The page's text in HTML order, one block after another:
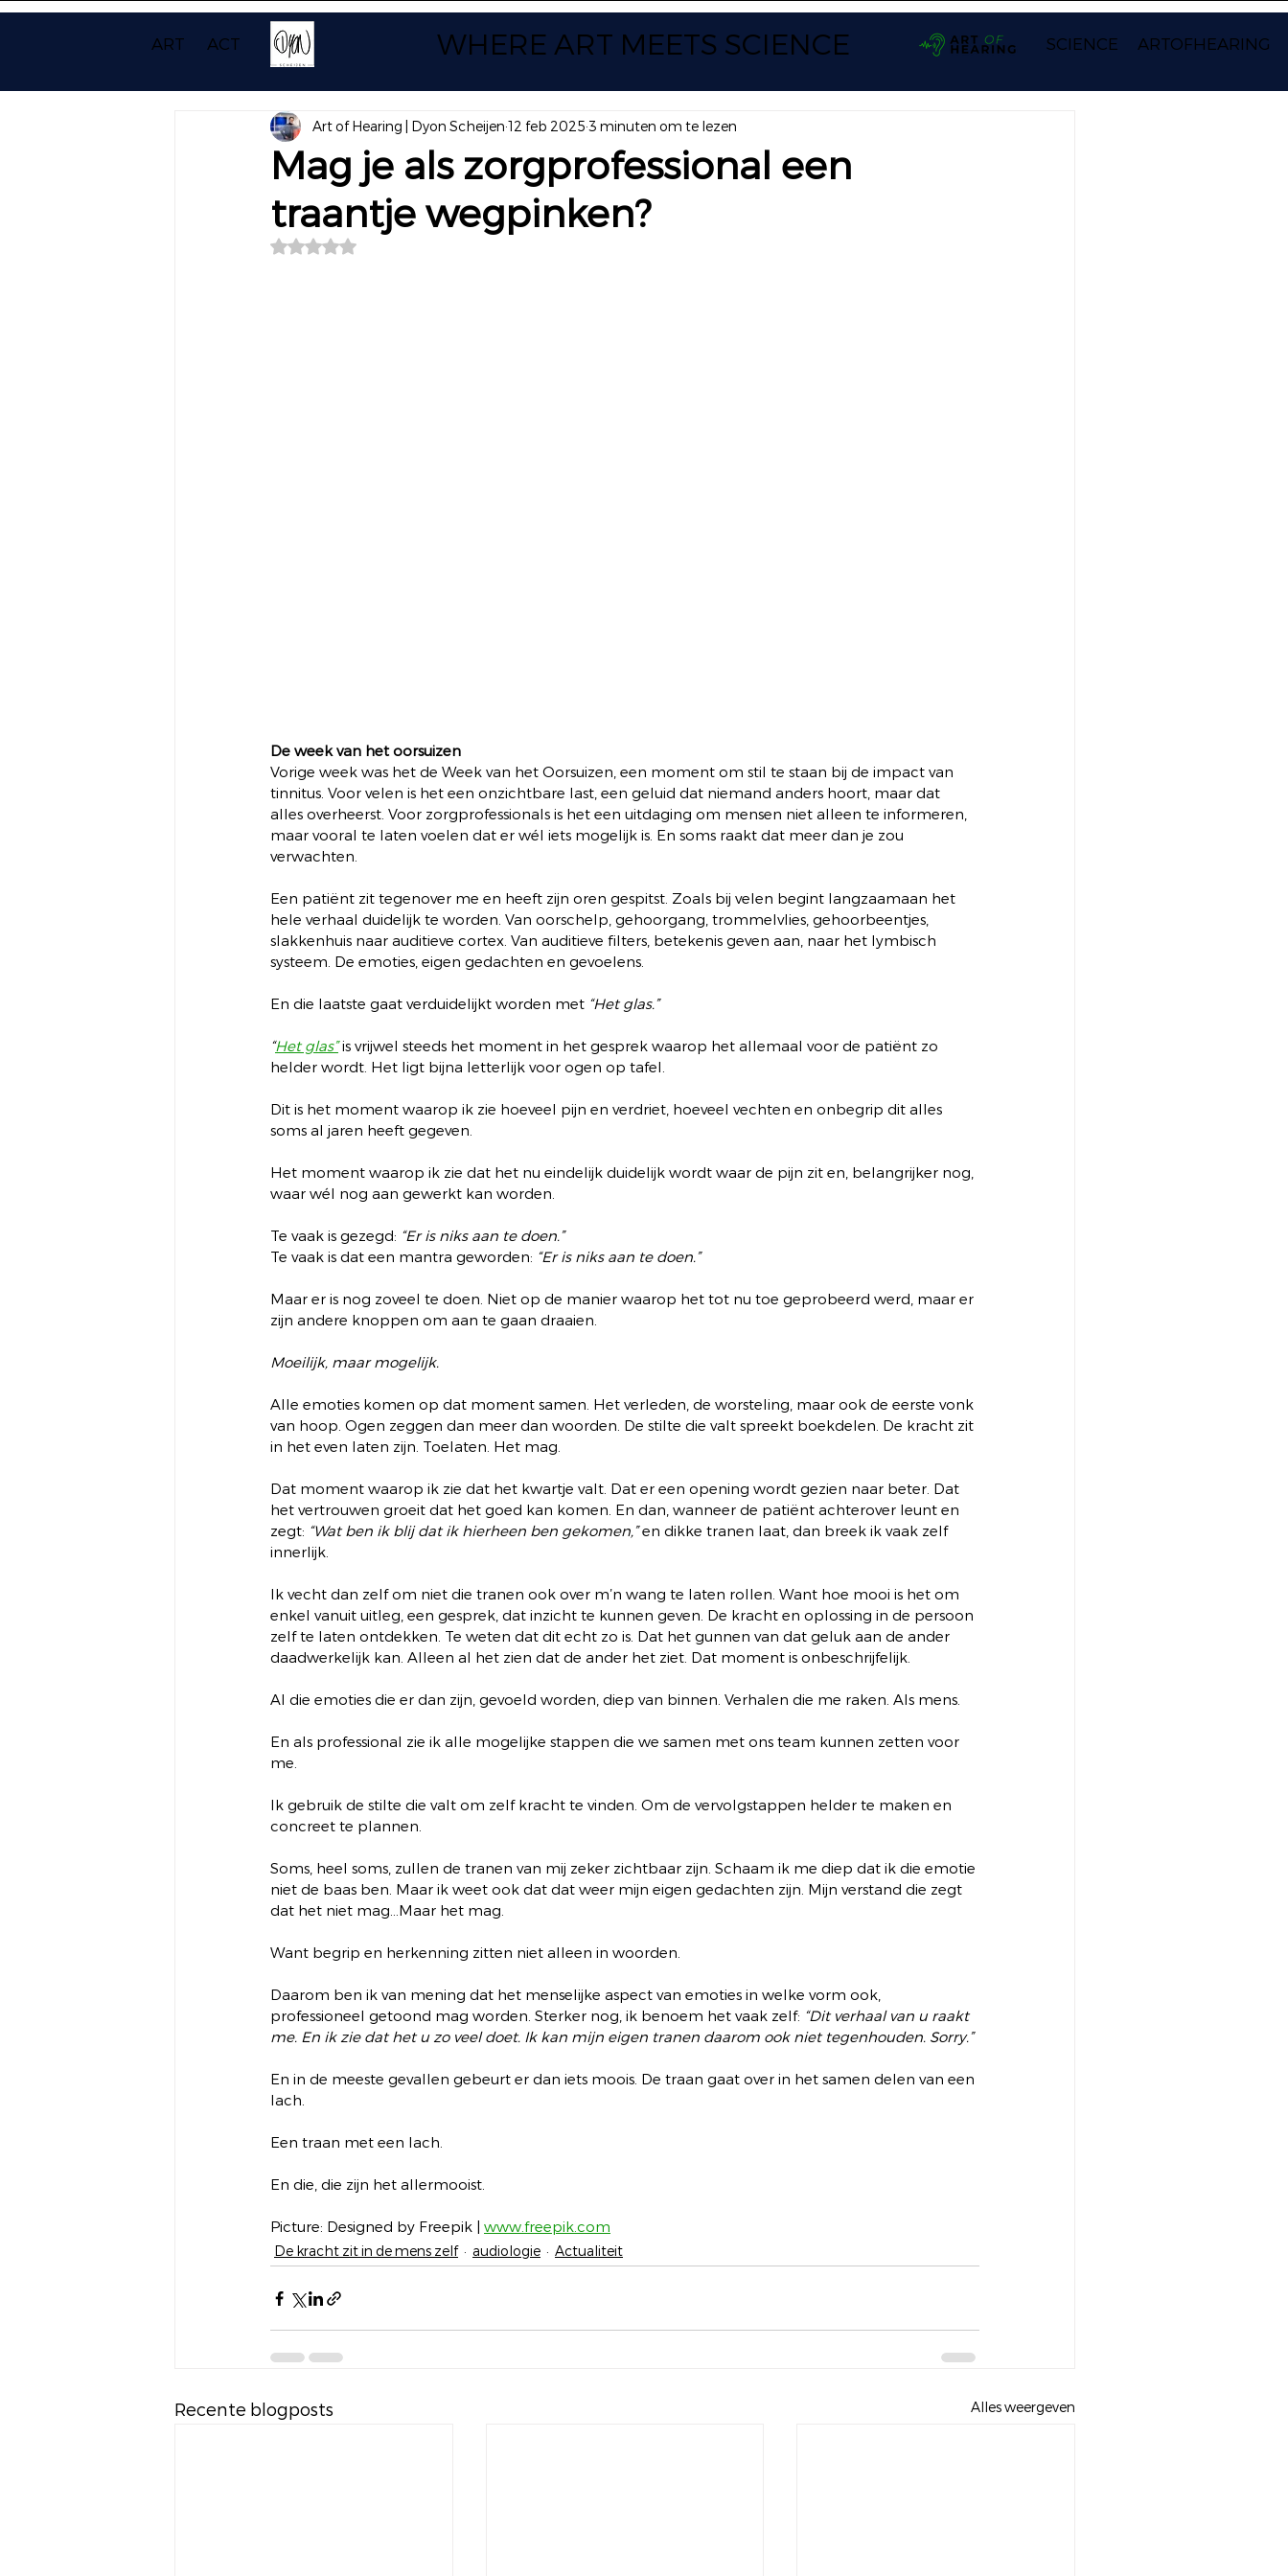
ART ACT WHERE ART MEETS SCIENCE SCIENCE ARTOFHEARING
Mag je als zorgprofessional een
traantje wegpinken?
Art of Hearing | Dyon Scheijen 12 feb 2025 3 minuten om te lezen
Beoordeeld met NaN uit 5 sterren.
De week van het oorsuizen
Vorige week was het de Week van het Oorsuizen, een moment om stil te staan bij de impact van
tinnitus. Voor velen is het een onzichtbare last, een geluid dat niemand anders hoort, maar dat
alles overheerst. Voor zorgprofessionals is het een uitdaging om mensen niet alleen te informeren,
maar vooral te laten voelen dat er wél iets mogelijk is. En soms raakt dat meer dan je zou
verwachten.
Een patiënt zit tegenover me en heeft zijn oren gespitst. Zoals bij velen begint langzaamaan het
hele verhaal duidelijk te worden. Van oorschelp, gehoorgang, trommelvlies, gehoorbeentjes,
slakkenhuis naar auditieve cortex. Van auditieve filters, betekenis geven aan, naar het lymbisch
systeem. De emoties, eigen gedachten en gevoelens.
En die laatste gaat verduidelijkt worden met “Het glas.”
“Het glas” is vrijwel steeds het moment in het gesprek waarop het allemaal voor de patiënt zo
helder wordt. Het ligt bijna letterlijk voor ogen op tafel.
Dit is het moment waarop ik zie hoeveel pijn en verdriet, hoeveel vechten en onbegrip dit alles
soms al jaren heeft gegeven.
Het moment waarop ik zie dat het nu eindelijk duidelijk wordt waar de pijn zit en, belangrijker nog,
waar wél nog aan gewerkt kan worden.
Te vaak is gezegd: “Er is niks aan te doen.”
Te vaak is dat een mantra geworden: “Er is niks aan te doen.”
Maar er is nog zoveel te doen. Niet op de manier waarop het tot nu toe geprobeerd werd, maar er
zijn andere knoppen om aan te gaan draaien.
Moeilijk, maar mogelijk.
Alle emoties komen op dat moment samen. Het verleden, de worsteling, maar ook de eerste vonk
van hoop. Ogen zeggen dan meer dan woorden. De stilte die valt spreekt boekdelen. De kracht zit
in het even laten zijn. Toelaten. Het mag.
Dat moment waarop ik zie dat het kwartje valt. Dat er een opening wordt gezien naar beter. Dat
het vertrouwen groeit dat het goed kan komen. En dan, wanneer de patiënt achterover leunt en
zegt: “Wat ben ik blij dat ik hierheen ben gekomen,” en dikke tranen laat, dan breek ik vaak zelf
innerlijk.
Ik vecht dan zelf om niet die tranen ook over m’n wang te laten rollen. Want hoe mooi is het om
enkel vanuit uitleg, een gesprek, dat inzicht te kunnen geven. De kracht en oplossing in de persoon
zelf te laten ontdekken. Te weten dat dit echt zo is. Dat het gunnen van dat geluk aan de ander
daadwerkelijk kan. Alleen al het zien dat de ander het ziet. Dat moment is onbeschrijfelijk.
Al die emoties die er dan zijn, gevoeld worden, diep van binnen. Verhalen die me raken. Als mens.
En als professional zie ik alle mogelijke stappen die we samen met ons team kunnen zetten voor
me.
Ik gebruik de stilte die valt om zelf kracht te vinden. Om de vervolgstappen helder te maken en
concreet te plannen.
Soms, heel soms, zullen de tranen van mij zeker zichtbaar zijn. Schaam ik me diep dat ik die emotie
niet de baas ben. Maar ik weet ook dat dat weer mijn eigen gedachten zijn. Mijn verstand die zegt
dat het niet mag…Maar het mag.
Want begrip en herkenning zitten niet alleen in woorden.
Daarom ben ik van mening dat het menselijke aspect van emoties in welke vorm ook,
professioneel getoond mag worden. Sterker nog, ik benoem het vaak zelf: “Dit verhaal van u raakt
me. En ik zie dat het u zo veel doet. Ik kan mijn eigen tranen daarom ook niet tegenhouden. Sorry.”
En in de meeste gevallen gebeurt er dan iets moois. De traan gaat over in het samen delen van een
lach.
Een traan met een lach.
En die, die zijn het allermooist.
Picture: Designed by Freepik | www.freepik.com
De kracht zit in de mens zelf audiologie Actualiteit
Recente blogposts Alles weergeven